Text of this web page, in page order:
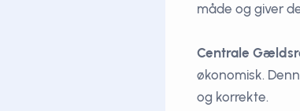
måde og giver
Centrale
økonomisk.
og korrekte.